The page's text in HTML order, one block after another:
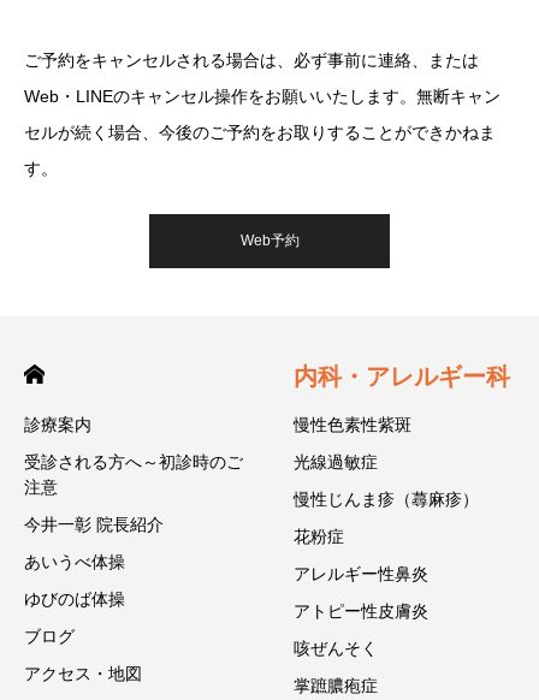
ご予約をキャンセルされる場合は、必ず事前に連絡、または
Web・LINEのキャンセル操作をお願いいたします。無断キャン
セルが続く場合、今後のご予約をお取りすることができかねま
す。
Web予約
診療案内
受診される方へ～初診時のご
注意
今井一彰 院長紹介
あいうべ体操
ゆびのば体操
ブログ
アクセス・地図
内科・アレルギー科
慢性色素性紫斑
光線過敏症
慢性じんま疹（蕁麻疹）
花粉症
アレルギー性鼻炎
アトピー性皮膚炎
咳ぜんそく
掌蹠膿疱症